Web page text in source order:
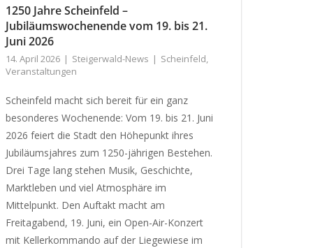
1250 Jahre Scheinfeld –
Jubiläumswochenende vom 19. bis 21.
Juni 2026
14. April 2026 Steigerwald-News Scheinfeld,
Veranstaltungen
Scheinfeld macht sich bereit für ein ganz
besonderes Wochenende: Vom 19. bis 21. Juni
2026 feiert die Stadt den Höhepunkt ihres
Jubiläumsjahres zum 1250-jährigen Bestehen.
Drei Tage lang stehen Musik, Geschichte,
Marktleben und viel Atmosphäre im
Mittelpunkt. Den Auftakt macht am
Freitagabend, 19. Juni, ein Open-Air-Konzert
mit Kellerkommando auf der Liegewiese im